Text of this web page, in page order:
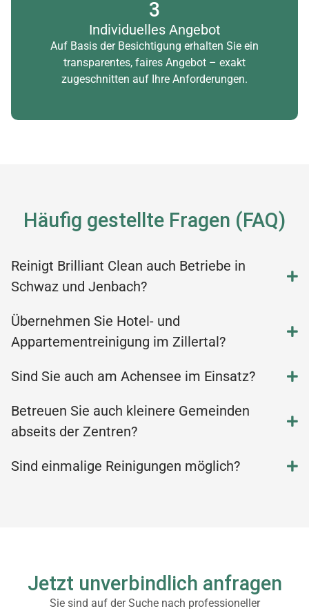
3
Individuelles Angebot
Auf Basis der Besichtigung erhalten Sie ein
transparentes, faires Angebot – exakt
zugeschnitten auf Ihre Anforderungen.
Häufig gestellte Fragen (FAQ)
Reinigt Brilliant Clean auch Betriebe in
Schwaz und Jenbach?
Übernehmen Sie Hotel- und
Appartementreinigung im Zillertal?
Sind Sie auch am Achensee im Einsatz?
Betreuen Sie auch kleinere Gemeinden
abseits der Zentren?
Sind einmalige Reinigungen möglich?
Jetzt unverbindlich anfragen
Sie sind auf der Suche nach professioneller